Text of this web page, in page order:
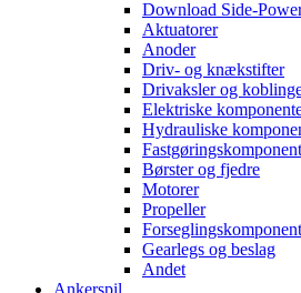
Download Side-
Aktuatorer
Anoder
Driv- og knækstifter
Drivaksler og
Elektriske
Hydrauliske
Børster og fjedre
Motorer
Propeller
Gearlegs og beslag
Andet
Ankerspil